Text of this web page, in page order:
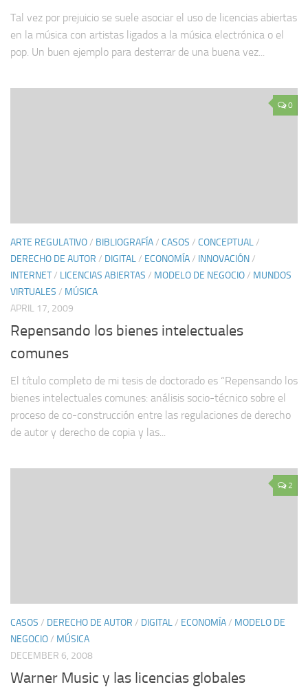
Tal vez por prejuicio se suele asociar el uso de licencias abiertas
en la música con artistas ligados a la música electrónica o el
pop. Un buen ejemplo para desterrar de una buena vez...
0
ARTE REGULATIVO/ BIBLIOGRAFÍA/ CASOS / CONCEPTUAL/
DERECHO DE AUTOR / DIGITAL/ ECONOMÍA/ INNOVACIÓN/
INTERNET/ LICENCIAS ABIERTAS / MODELO DE NEGOCIO/ MUNDOS
VIRTUALES / MÚSICA
APRIL 17, 2009
Repensando los bienes intelectuales
comunes
El título completo de mi tesis de doctorado es “Repensando los
bienes intelectuales comunes: análisis socio-técnico sobre el
proceso de co-construcción entre las regulaciones de derecho
de autor y derecho de copia y las...
2
CASOS / DERECHO DE AUTOR / DIGITAL/ ECONOMÍA/ MODELO DE
NEGOCIO/ MÚSICA
DECEMBER 6, 2008
Warner Music y las licencias globales